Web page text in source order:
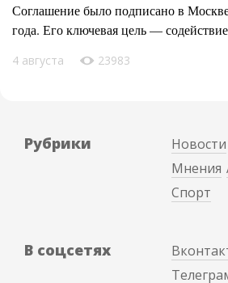
Соглашение было подписано в
года. Его ключевая цель —
4 августа 23983
Рубрики Новости
Мнения
Спорт
В соцсетях